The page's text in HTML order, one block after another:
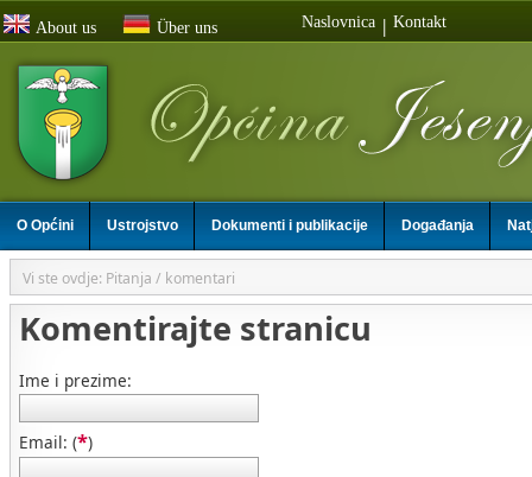
About us Über uns Naslovnica | Kontakt
O Općini Ustrojstvo Dokumenti i publikacije Događanja
Vi ste ovdje: Pitanja / komentari
Komentirajte stranicu
Ime i prezime:
Email: (*)